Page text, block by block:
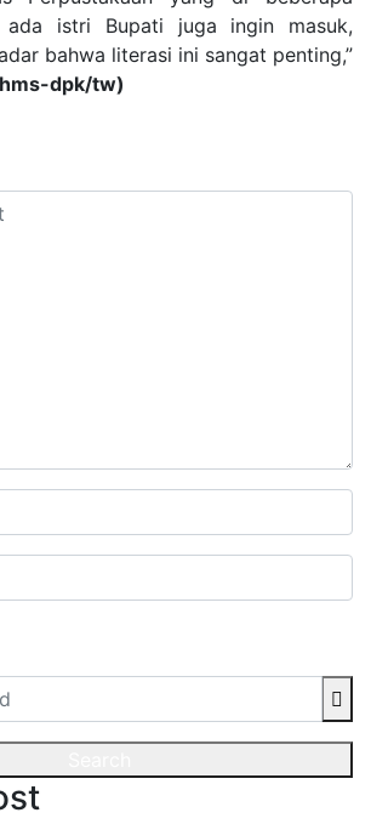
ada istri Bupati juga ingin masuk,
bahwa literasi ini sangat penting,”
dpk/tw)